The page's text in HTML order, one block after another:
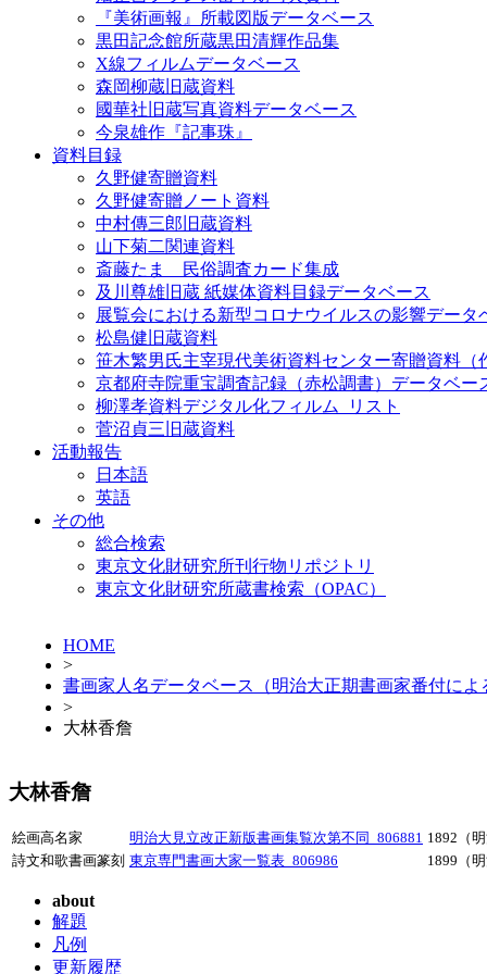
『美術画報』所載図版データベース
黒田記念館所蔵黒田清輝作品集
X線フィルムデータベース
森岡柳蔵旧蔵資料
國華社旧蔵写真資料データベース
今泉雄作『記事珠』
資料目録
久野健寄贈資料
久野健寄贈ノート資料
中村傳三郎旧蔵資料
山下菊二関連資料
斎藤たま 民俗調査カード集成
及川尊雄旧蔵 紙媒体資料目録データベース
展覧会における新型コロナウイルスの影響データ
松島健旧蔵資料
笹木繁男氏主宰現代美術資料センター寄贈資料（
京都府寺院重宝調査記録（赤松調書）データベー
柳澤孝資料デジタル化フィルム_リスト
菅沼貞三旧蔵資料
活動報告
日本語
英語
その他
総合検索
東京文化財研究所刊行物リポジトリ
東京文化財研究所蔵書検索（OPAC）
HOME
>
書画家人名データベース（明治大正期書画家番付によ
>
大林香詹
大林香詹
絵画高名家 明治大見立改正新版書画集覧次第不同_806881 1892（明
詩文和歌書画篆刻 東京専門書画大家一覧表_806986 1899（明
about
解題
凡例
更新履歴